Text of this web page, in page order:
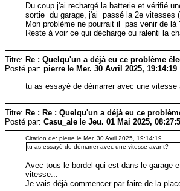
Du coup j'ai rechargé la batterie et vérifié
sortie du garage, j'ai passé la 2e vitesses
Mon problème ne pourrait il pas venir de là
Reste à voir ce qui décharge ou ralenti la
Titre: Re : Quelqu'un a déjà eu ce problème
Posté par: pierre le Mer. 30 Avril 2025, 19:14:19
tu as essayé de démarrer avec une vitesse
Titre: Re : Re : Quelqu'un a déjà eu ce
Posté par: Casu_ale le Jeu. 01 Mai 2025,
Citation de: pierre le Mer. 30 Avril 2025, 19:14:19
tu as essayé de démarrer avec une vitesse avant?
Avec tous le bordel qui est dans le garage
vitesse...
Je vais déjà commencer par faire de la